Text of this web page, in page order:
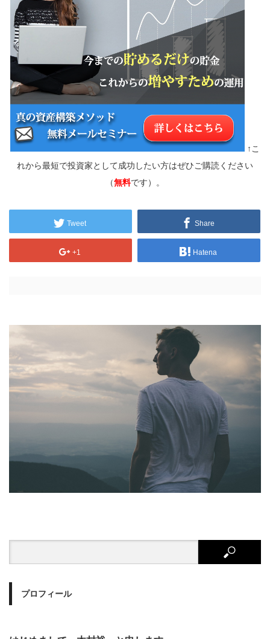
↑こ
れから最短で投資家として成功したい方はぜひご購読ください
（無料です）。
Tweet Share
+1 Hatena
プロフィール